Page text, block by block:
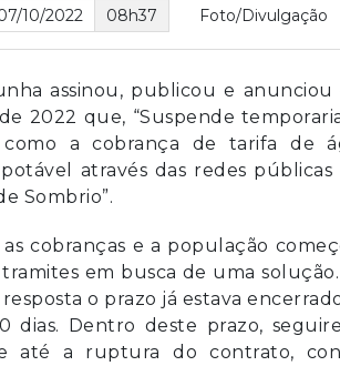
10/2022 08h37 Foto/Divulgação
assinou, publicou e
2022 que, “Suspende
a cobrança de tarifa de
através das redes
Sombrio”.
cobranças e a população
em busca de uma
o prazo já estava
dias. Dentro deste prazo,
até a ruptura do contrato,